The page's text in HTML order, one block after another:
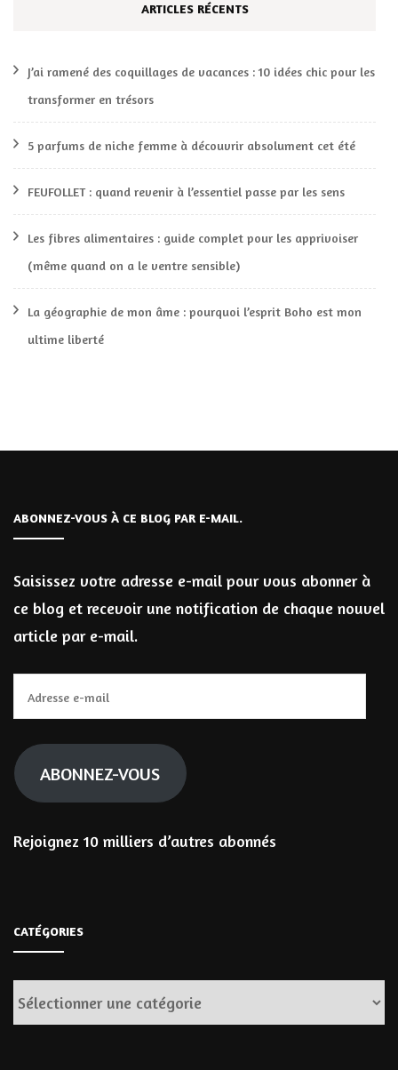
ARTICLES RÉCENTS
J’ai ramené des coquillages de vacances : 10 idées chic pour les
transformer en trésors
5 parfums de niche femme à découvrir absolument cet été
FEUFOLLET : quand revenir à l’essentiel passe par les sens
Les fibres alimentaires : guide complet pour les apprivoiser
(même quand on a le ventre sensible)
La géographie de mon âme : pourquoi l’esprit Boho est mon
ultime liberté
ABONNEZ-VOUS À CE BLOG PAR E-MAIL.
Saisissez votre adresse e-mail pour vous abonner à
ce blog et recevoir une notification de chaque nouvel
article par e-mail.
e-
mail
ABONNEZ-VOUS
Rejoignez 10 milliers d’autres abonnés
CATÉGORIES
Catégories